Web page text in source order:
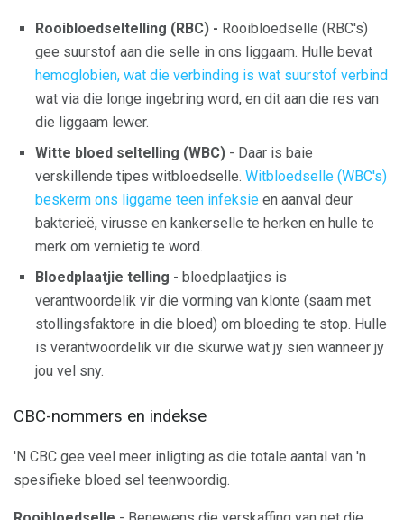
Rooibloedseltelling (RBC) - Rooibloedselle (RBC's)
gee suurstof aan die selle in ons liggaam. Hulle bevat
hemoglobien, wat die verbinding is wat suurstof verbind
wat via die longe ingebring word, en dit aan die res van
die liggaam lewer.
Witte bloed seltelling (WBC) - Daar is baie
verskillende tipes witbloedselle. Witbloedselle (WBC's)
beskerm ons liggame teen infeksie en aanval deur
bakterieë, virusse en kankerselle te herken en hulle te
merk om vernietig te word.
Bloedplaatjie telling - bloedplaatjies is
verantwoordelik vir die vorming van klonte (saam met
stollingsfaktore in die bloed) om bloeding te stop. Hulle
is verantwoordelik vir die skurwe wat jy sien wanneer jy
jou vel sny.
CBC-nommers en indekse
'N CBC gee veel meer inligting as die totale aantal van 'n
spesifieke bloed sel teenwoordig.